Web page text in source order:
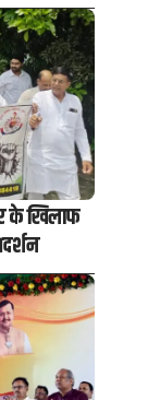
के खिलाफ